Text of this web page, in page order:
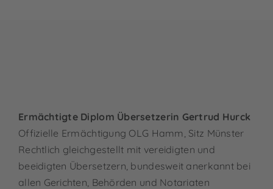
Ermächtigte Diplom Übersetzerin Gertrud Hurck
Offizielle Ermächtigung OLG Hamm, Sitz Münster
Rechtlich gleichgestellt mit vereidigten und
beeidigten Übersetzern, bundesweit anerkannt bei
allen Gerichten, Behörden und Notariaten